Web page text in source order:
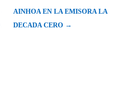
AINHOA EN LA EMISORA LA
DECADA CERO →